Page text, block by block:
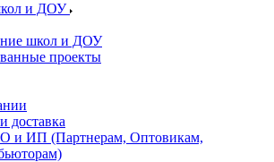
и ДОУ
школ и ДОУ
проекты
доставка
и ИП (Партнерам, Оптовикам,